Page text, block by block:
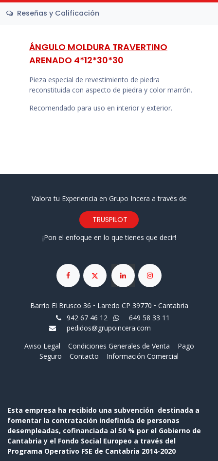
Reseñas y Calificación
ÁNGULO MOLDURA TRAVERTINO
ARENADO 4*12*30*30
Pieza especial de revestimiento de piedra
reconstituida con aspecto de piedra y color marrón.
Recomendado para uso en interior y exterior.
Valora tu Experiencia en Grupo Incera a través de
TRUSPILOT
¡Pon el enfoque en lo que tienes que decir!
Barrio El Brusco 36 • Laredo CP 39770 • Cantabria
942 67 46 12
649 58 33 11
pedidos@grupoincera.com
Aviso Legal
Condiciones Generales de Venta
Pago
Seguro
Contacto Información Comercial
Esta empresa ha recibido una subvención destinada a
fomentar la contratación indefinida de personas
desempleadas, cofinanciada al 50 % por el Gobierno de
Cantabria y el Fondo Social Europeo a través del
Programa Operativo FSE de Cantabria 2014-2020